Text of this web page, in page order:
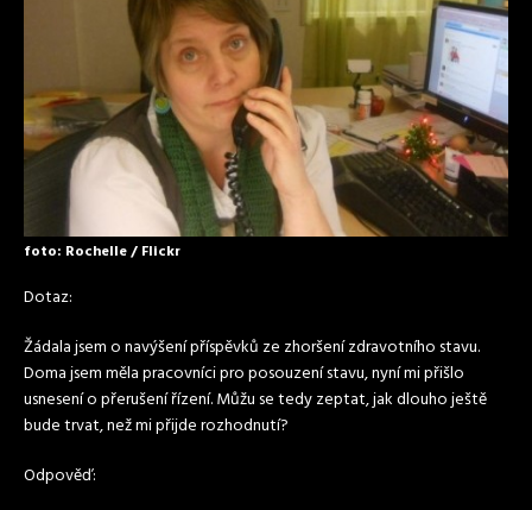
foto: Rochelle / Flickr
Dotaz:
Žádala jsem o navýšení příspěvků ze zhoršení zdravotního stavu.
Doma jsem měla pracovníci pro posouzení stavu, nyní mi přišlo
usnesení o přerušení řízení. Můžu se tedy zeptat, jak dlouho ještě
bude trvat, než mi přijde rozhodnutí?
Odpověď: